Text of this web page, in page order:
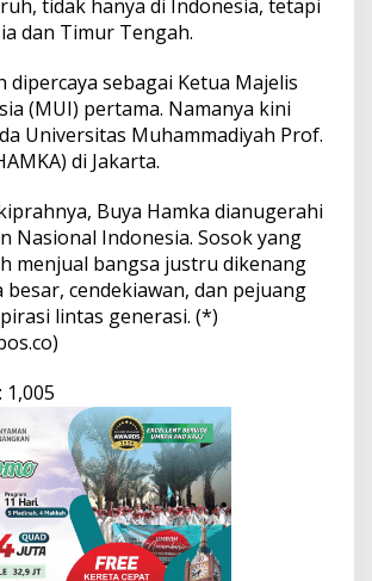
tidak hanya di Indonesia, tetapi
dan Timur Tengah.
dipercaya sebagai Ketua Majelis
(MUI) pertama. Namanya kini
Universitas Muhammadiyah Prof.
di Jakarta.
Buya Hamka dianugerahi
Nasional Indonesia. Sosok yang
menjual bangsa justru dikenang
besar, cendekiawan, dan pejuang
lintas generasi. (*)
1,005